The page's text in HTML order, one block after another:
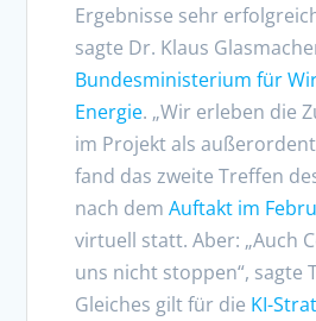
Ergebnisse sehr
sagte Dr. Klaus
Bundesministerium für
Energie. „Wir erleben die
im Projekt als
fand das zweite Treffen
nach demAuftakt im
virtuell statt. Aber: „Auch
uns nicht stoppen“, sagte
Gleiches gilt für die KI-